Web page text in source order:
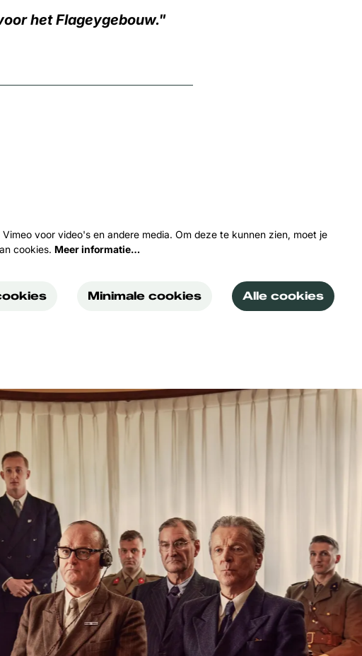
het Flageygebouw.
voor video's en andere media. Om deze te kunnen zien, moet je
cookies. Meer informatie…
Minimale cookies Alle cookies